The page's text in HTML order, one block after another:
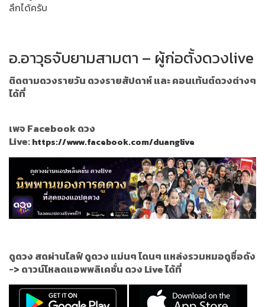
ลึกได้ครับ
อ.อาวุธจับยามสามตา – ผู้ก่อตั้งดวงlive
ติดตามดวงรายวัน ดวงรายสัปดาห์ และ คอนเท้นต์ดวงต่างๆ
ได้ที่
เพจ Facebook ดวง
Live:https://www.facebook.com/duanglive
ดูดวง สดผ่านไลฟ์ ดูดวง แม่นๆ โดนๆ แหล่งรวมหมอดูชื่อดัง
-> ดาวน์โหลดแอพพลิเคชั่น ดวง Live ได้ที่